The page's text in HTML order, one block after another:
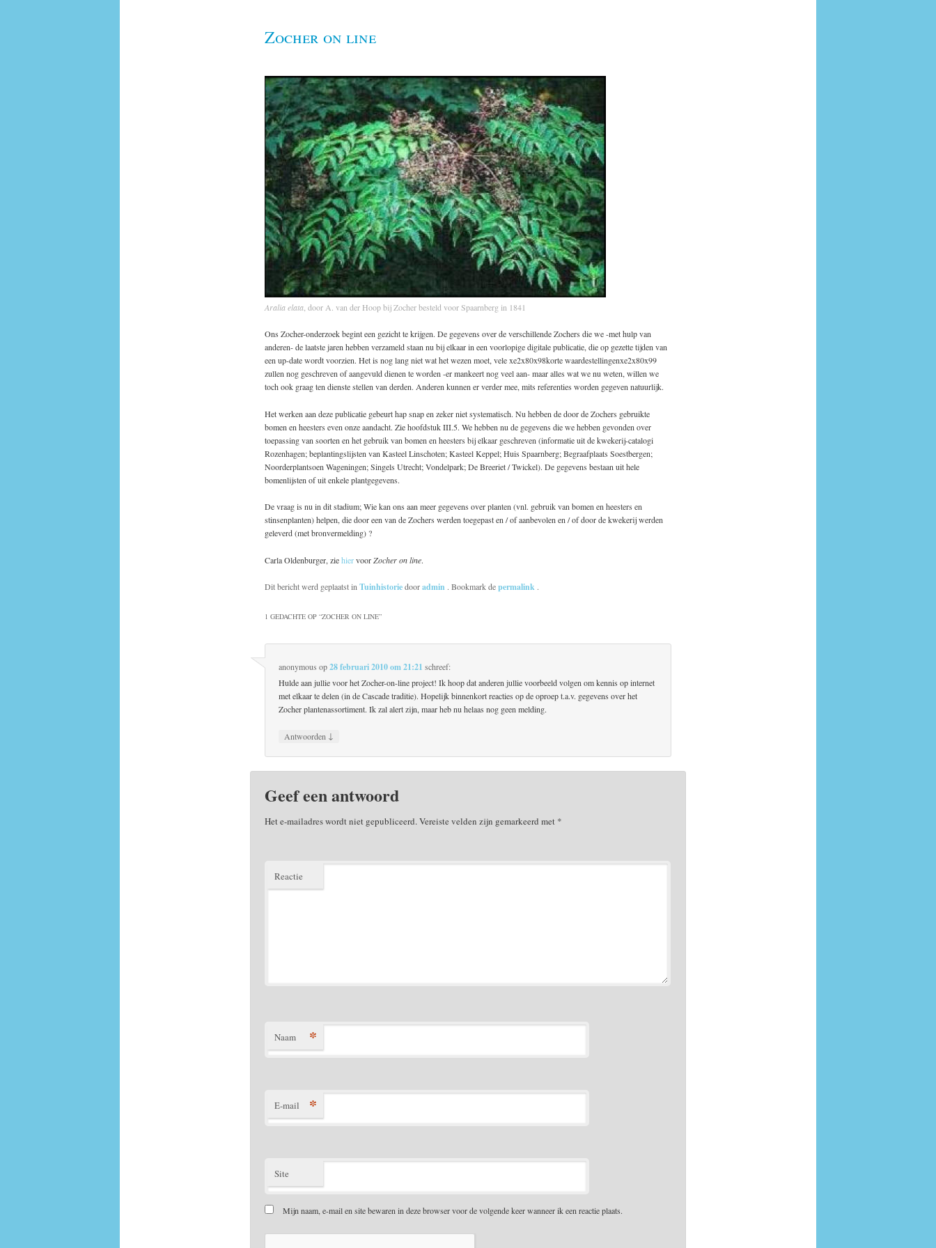
Zocher on line
Aralia elata, door A. van der Hoop bij Zocher besteld voor Spaarnberg in 1841
Ons Zocher-onderzoek begint een gezicht te krijgen. De gegevens over de verschillende Zochers die we -met hulp van
anderen- de laatste jaren hebben verzameld staan nu bij elkaar in een voorlopige digitale publicatie, die op gezette tijden van
een up-date wordt voorzien. Het is nog lang niet wat het wezen moet, vele xe2x80x98korte waardestellingenxe2x80x99
zullen nog geschreven of aangevuld dienen te worden -er mankeert nog veel aan- maar alles wat we nu weten, willen we
toch ook graag ten dienste stellen van derden. Anderen kunnen er verder mee, mits referenties worden gegeven natuurlijk.
Het werken aan deze publicatie gebeurt hap snap en zeker niet systematisch. Nu hebben de door de Zochers gebruikte
bomen en heesters even onze aandacht. Zie hoofdstuk III.5. We hebben nu de gegevens die we hebben gevonden over
toepassing van soorten en het gebruik van bomen en heesters bij elkaar geschreven (informatie uit de kwekerij-catalogi
Rozenhagen; beplantingslijsten van Kasteel Linschoten; Kasteel Keppel; Huis Spaarnberg; Begraafplaats Soestbergen;
Noorderplantsoen Wageningen; Singels Utrecht; Vondelpark; De Breeriet / Twickel). De gegevens bestaan uit hele
bomenlijsten of uit enkele plantgegevens.
De vraag is nu in dit stadium; Wie kan ons aan meer gegevens over planten (vnl. gebruik van bomen en heesters en
stinsenplanten) helpen, die door een van de Zochers werden toegepast en / of aanbevolen en / of door de kwekerij werden
geleverd (met bronvermelding) ?
Carla Oldenburger, ziehiervoor Zocher on line.
Dit bericht werd geplaatst inTuinhistoriedooradmin . Bookmark depermalink .
1 GEDACHTE OP “ZOCHER ON LINE”
anonymous op28 februari 2010 om 21:21 schreef:
Hulde aan jullie voor het Zocher-on-line project! Ik hoop dat anderen jullie voorbeeld volgen om kennis op internet
met elkaar te delen (in de Cascade traditie). Hopelijk binnenkort reacties op de oproep t.a.v. gegevens over het
Zocher plantenassortiment. Ik zal alert zijn, maar heb nu helaas nog geen melding.
Antwoorden ↓
Geef een antwoord
Het e-mailadres wordt niet gepubliceerd.Vereiste velden zijn gemarkeerd met *
Reactie
Naam *
E-mail *
Site
Mijn naam, e-mail en site bewaren in deze browser voor de volgende keer wanneer ik een reactie plaats.